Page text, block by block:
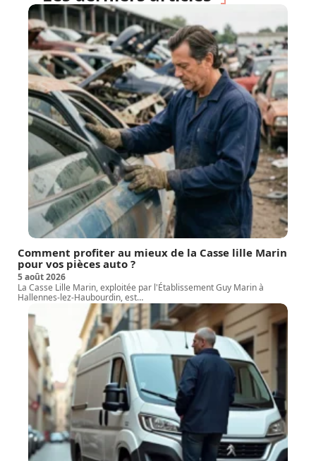
Comment profiter au mieux de la Casse lille Marin
pour vos pièces auto ?
5 août 2026
La Casse Lille Marin, exploitée par l'Établissement Guy Marin à
Hallennes-lez-Haubourdin, est…